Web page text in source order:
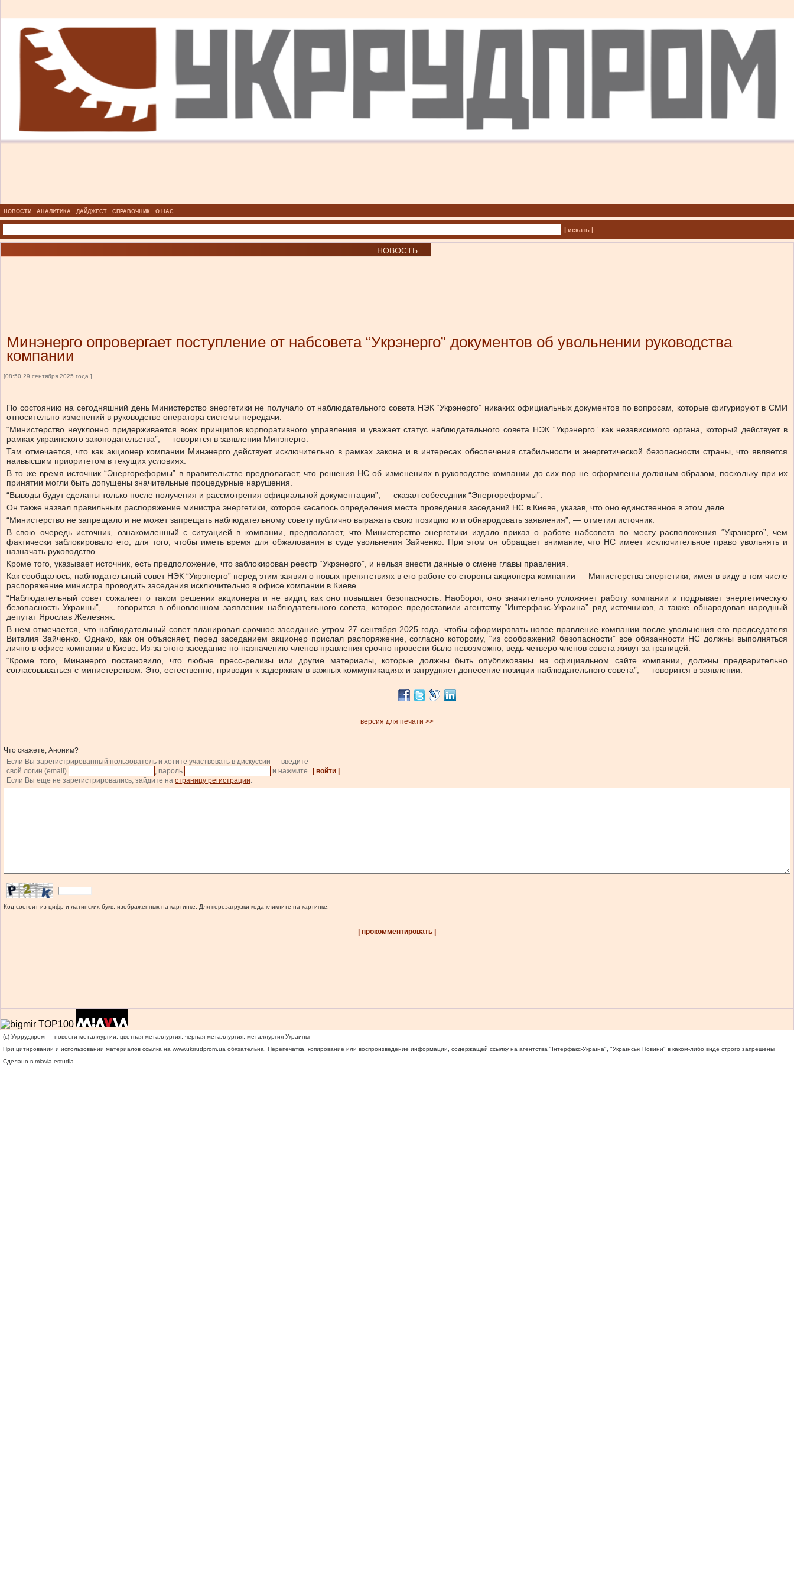
НОВОСТИ АНАЛИТИКА ДАЙДЖЕСТ СПРАВОЧНИК О НАС
| искать |
НОВОСТЬ
Минэнерго опровергает поступление от набсовета “Укрэнерго” документов об увольнении руководства
компании
[08:50 29 сентября 2025 года ]
По состоянию на сегодняшний день Министерство энергетики не получало от наблюдательного совета НЭК “Укрэнерго” никаких официальных документов по вопросам, которые фигурируют в СМИ
относительно изменений в руководстве оператора системы передачи.
“Министерство неуклонно придерживается всех принципов корпоративного управления и уважает статус наблюдательного совета НЭК “Укрэнерго” как независимого органа, который действует в
рамках украинского законодательства”, — говорится в заявлении Минэнерго.
Там отмечается, что как акционер компании Минэнерго действует исключительно в рамках закона и в интересах обеспечения стабильности и энергетической безопасности страны, что является
наивысшим приоритетом в текущих условиях.
В то же время источник “Энергореформы” в правительстве предполагает, что решения НС об изменениях в руководстве компании до сих пор не оформлены должным образом, поскольку при их
принятии могли быть допущены значительные процедурные нарушения.
“Выводы будут сделаны только после получения и рассмотрения официальной документации”, — сказал собеседник “Энергореформы”.
Он также назвал правильным распоряжение министра энергетики, которое касалось определения места проведения заседаний НС в Киеве, указав, что оно единственное в этом деле.
“Министерство не запрещало и не может запрещать наблюдательному совету публично выражать свою позицию или обнародовать заявления”, — отметил источник.
В свою очередь источник, ознакомленный с ситуацией в компании, предполагает, что Министерство энергетики издало приказ о работе набсовета по месту расположения “Укрэнерго”, чем
фактически заблокировало его, для того, чтобы иметь время для обжалования в суде увольнения Зайченко. При этом он обращает внимание, что НС имеет исключительное право увольнять и
назначать руководство.
Кроме того, указывает источник, есть предположение, что заблокирован реестр “Укрэнерго”, и нельзя внести данные о смене главы правления.
Как сообщалось, наблюдательный совет НЭК “Укрэнерго” перед этим заявил о новых препятствиях в его работе со стороны акционера компании — Министерства энергетики, имея в виду в том числе
распоряжение министра проводить заседания исключительно в офисе компании в Киеве.
“Наблюдательный совет сожалеет о таком решении акционера и не видит, как оно повышает безопасность. Наоборот, оно значительно усложняет работу компании и подрывает энергетическую
безопасность Украины”, — говорится в обновленном заявлении наблюдательного совета, которое предоставили агентству “Интерфакс-Украина” ряд источников, а также обнародовал народный
депутат Ярослав Железняк.
В нем отмечается, что наблюдательный совет планировал срочное заседание утром 27 сентября 2025 года, чтобы сформировать новое правление компании после увольнения его председателя
Виталия Зайченко. Однако, как он объясняет, перед заседанием акционер прислал распоряжение, согласно которому, “из соображений безопасности” все обязанности НС должны выполняться
лично в офисе компании в Киеве. Из-за этого заседание по назначению членов правления срочно провести было невозможно, ведь четверо членов совета живут за границей.
“Кроме того, Минэнерго постановило, что любые пресс-релизы или другие материалы, которые должны быть опубликованы на официальном сайте компании, должны предварительно
согласовываться с министерством. Это, естественно, приводит к задержкам в важных коммуникациях и затрудняет донесение позиции наблюдательного совета”, — говорится в заявлении.
версия для печати >>
Что скажете, Аноним?
Если Вы зарегистрированный пользователь и хотите участвовать в дискуссии — введите
свой логин (email)
, пароль и нажмите | войти |
.
Если Вы еще не зарегистрировались, зайдите на страницу регистрации.
Код состоит из цифр и латинских букв, изображенных на картинке. Для перезагрузки кода кликните на картинке.
| прокомментировать |
(c) Укррудпром — новости металлургии: цветная металлургия, черная металлургия, металлургия Украины
При цитировании и использовании материалов ссылка на www.ukrrudprom.ua обязательна. Перепечатка, копирование или воспроизведение информации, содержащей ссылку на агентства "Iнтерфакс-Україна", "Українськi Новини" в каком-либо виде строго запрещены
Сделано в miavia estudia.